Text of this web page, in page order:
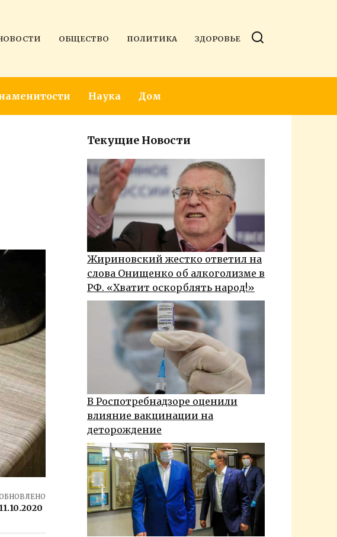
ОБЩЕСТВО ПОЛИТИКА ЗДОРОВЬЕ
Наука Дом
11.10.2020
Текущие Новости
Жириновский жестко ответил на
слова Онищенко об алкоголизме в
РФ. «Хватит оскорблять народ!»
В Роспотребнадзоре оценили
влияние вакцинации на
деторождение